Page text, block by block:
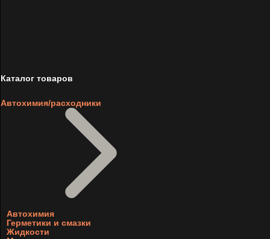
Каталог товаров
Автохимия/расходники
Автохимия
Герметики и смазки
Жидкости